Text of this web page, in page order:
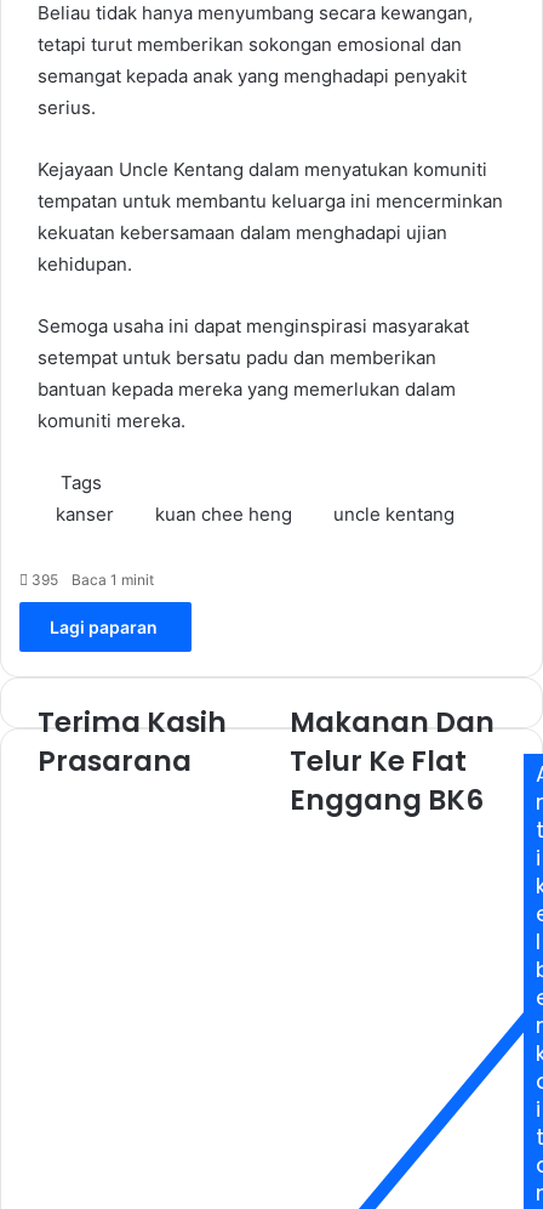
Beliau tidak hanya menyumbang secara kewangan,
tetapi turut memberikan sokongan emosional dan
semangat kepada anak yang menghadapi penyakit
serius.
Kejayaan Uncle Kentang dalam menyatukan komuniti
tempatan untuk membantu keluarga ini mencerminkan
kekuatan kebersamaan dalam menghadapi ujian
kehidupan.
Semoga usaha ini dapat menginspirasi masyarakat
setempat untuk bersatu padu dan memberikan
bantuan kepada mereka yang memerlukan dalam
komuniti mereka.
Tags
kanser
kuan chee heng uncle kentang
395 Baca 1 minit
Lagi paparan
Terima Kasih
Prasarana
Makanan Dan
Telur Ke Flat
Enggang BK6
r
t
i
l
r
i
t